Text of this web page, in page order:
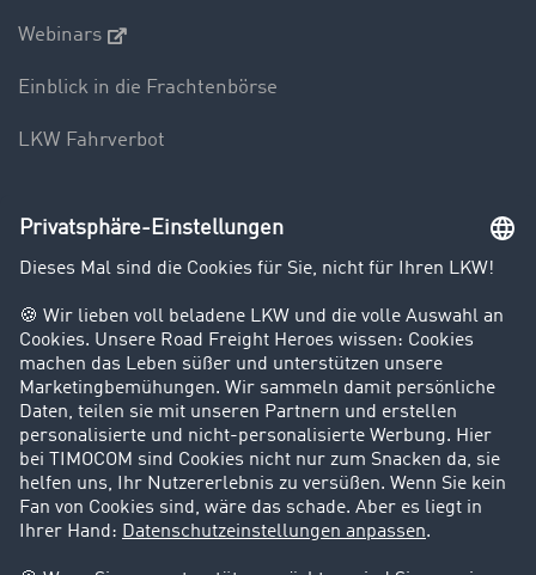
Webinars
Einblick in die Frachtenbörse
LKW Fahrverbot
Unternehmen
Kunden werben Kunden
Success Stories
Karriere
Support
Kontakt
Rechtliches